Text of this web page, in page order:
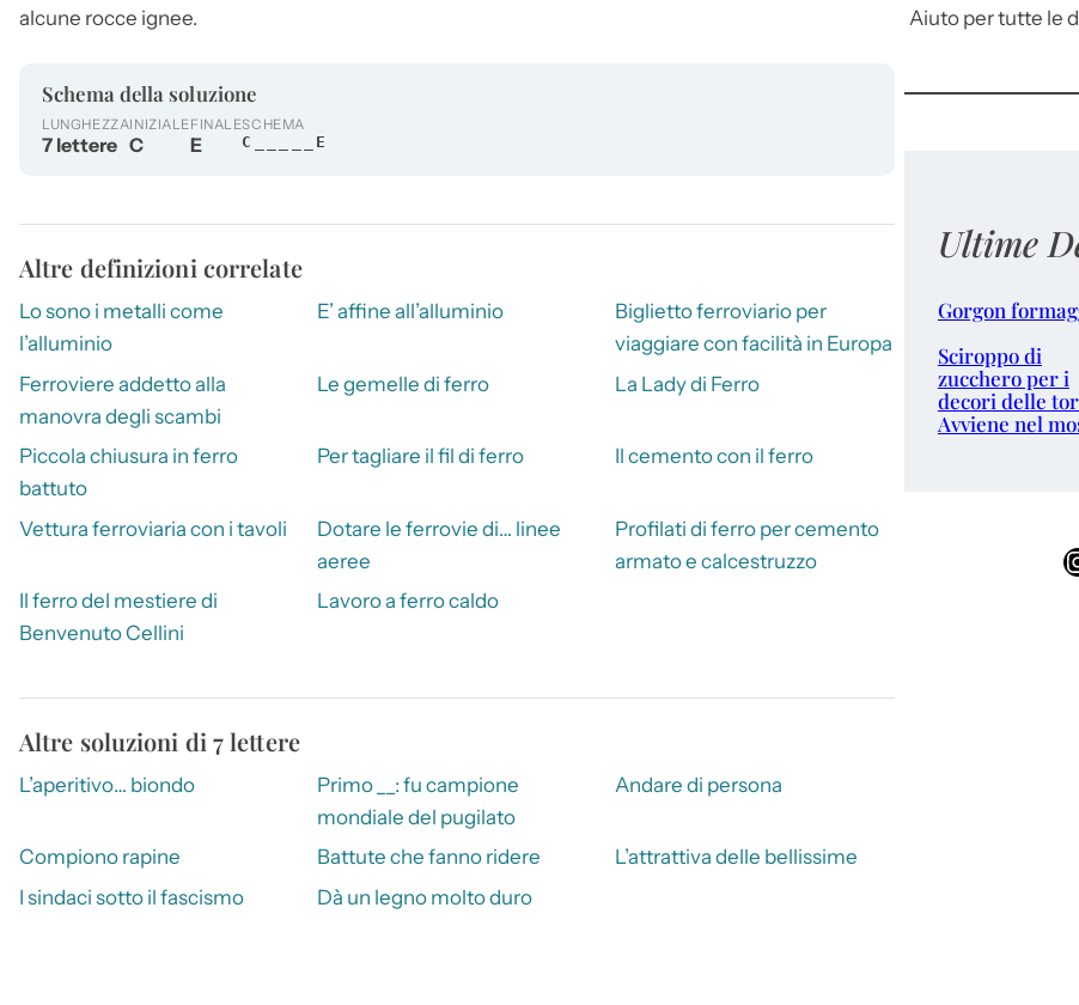
alcune rocce ignee.
Schema della soluzione
LUNGHEZZA
7 lettere
INIZIALE
C
FINALE
E
SCHEMA
C_____E
Altre definizioni correlate
Lo sono i metalli come
l’alluminio
E’ affine all’alluminio
Biglietto ferroviario per
viaggiare con facilità in Europa
Ferroviere addetto alla
manovra degli scambi
Le gemelle di ferro La Lady di Ferro
Piccola chiusura in ferro
battuto
Per tagliare il fil di ferro Il cemento con il ferro
Vettura ferroviaria con i tavoli
Dotare le ferrovie di… linee
aeree
Profilati di ferro per cemento
armato e calcestruzzo
Il ferro del mestiere di
Benvenuto Cellini
Lavoro a ferro caldo
Altre soluzioni di 7 lettere
L’aperitivo… biondo
Primo __: fu campione
mondiale del pugilato
Andare di persona
Compiono rapine Battute che fanno ridere
L’attrattiva delle bellissime
I sindaci sotto il fascismo
Dà un legno molto duro
Aiuto per tutte le
Ultime
Gorgon
Sciroppo di
zucchero per i
decori delle
Avviene nel